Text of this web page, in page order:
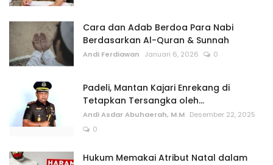
Cara dan Adab Berdoa Para Nabi
Berdasarkan Al-Quran & Sunnah
Andi Ferdiawan Januari 6, 2026 0
Padeli, Mantan Kajari Enrekang di
Tetapkan Tersangka oleh...
Andi Asdar Abuhaerah, M.M Desember 22, 2025
0
Hukum Memakai Atribut Natal dalam